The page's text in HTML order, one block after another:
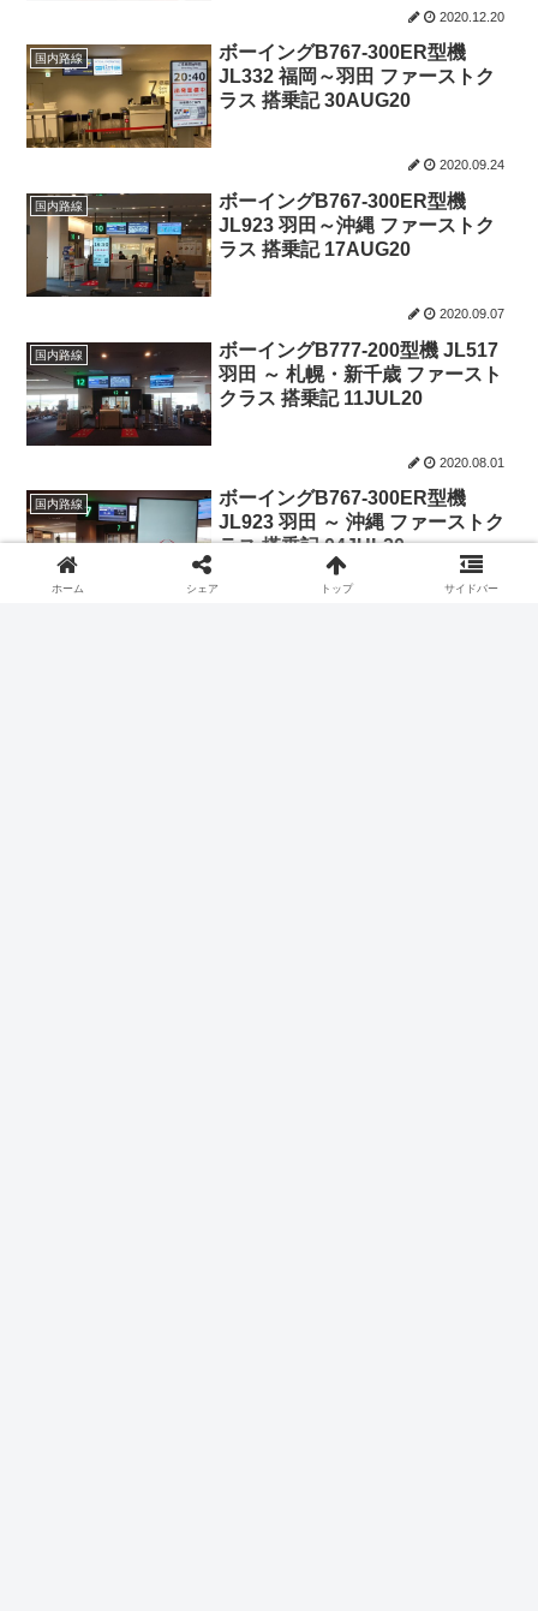
2020.12.20
国内路線
ボーイングB767-300ER型機
JL332 福岡～羽田 ファーストク
ラス 搭乗記 30AUG20
2020.09.24
国内路線
ボーイングB767-300ER型機
JL923 羽田～沖縄 ファーストク
ラス 搭乗記 17AUG20
2020.09.07
国内路線
ボーイングB777-200型機 JL517
羽田 ～ 札幌・新千歳 ファースト
クラス 搭乗記 11JUL20
2020.08.01
国内路線
ボーイングB767-300ER型機
JL923 羽田 ～ 沖縄 ファーストク
ラス 搭乗記 04JUL20
ホーム シェア トップ サイドバー